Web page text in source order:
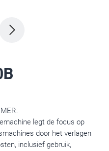
legt de focus op
door het verlagen
inclusief gebruik,